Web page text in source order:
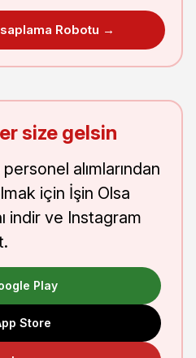
Robotu →
size gelsin
alımlarından
için İşin Olsa
indir ve Instagram
Play
Store